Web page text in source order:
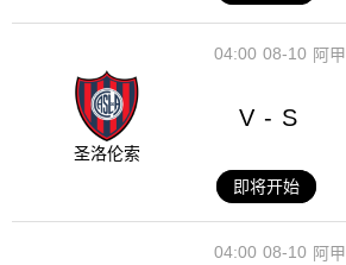
08-10
04:00 阿甲
圣洛伦索
V - S
即将开始
08-10
04:00 阿甲